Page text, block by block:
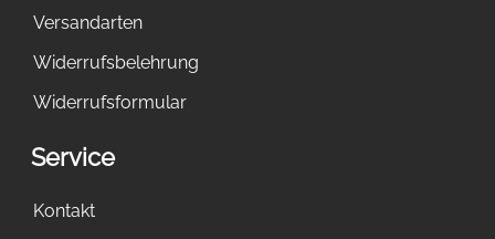
Versandarten
Widerrufsbelehrung
Widerrufsformular
Service
Kontakt